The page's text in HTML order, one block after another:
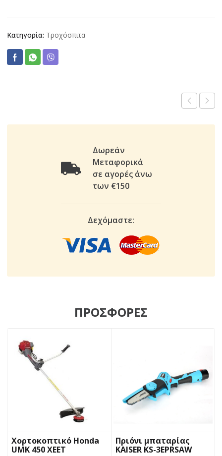
Κατηγορία: Τροχόσπιτα
Δωρεάν
Μεταφορικά
σε αγορές άνω
των €150
Δεχόμαστε:
ΠΡΟΣΦΟΡΕΣ
Χορτοκοπτικό Honda
UMK 450 XEET
Πριόνι μπαταρίας
KAISER KS-3EPRSAW